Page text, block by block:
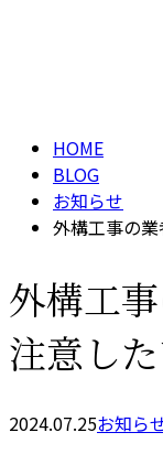
HOME
BLOG
お知らせ
外構工事の
外構工
注意し
2024.07.25お知ら